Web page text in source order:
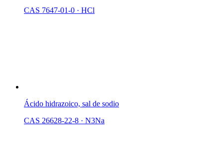
CAS 7647-01-0 · HCl
Ácido hidrazoico, sal de sodio
CAS 26628-22-8 · N3Na